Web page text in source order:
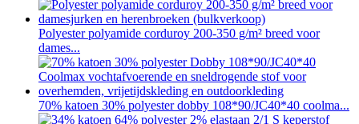
Polyester polyamide corduroy 200-350 g/m² breed voor
dames...
70% katoen 30% polyester dobby 108*90/JC40*40 coolma...